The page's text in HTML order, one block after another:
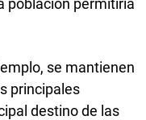
se mantienen
principales
destino de las